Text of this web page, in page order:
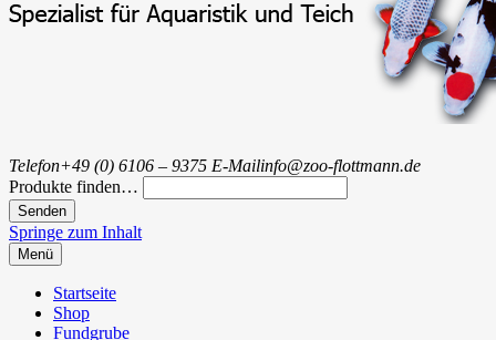
Telefon+49 (0) 6106 – 9375 E-Mailinfo@zoo-flottmann.de
Produkte finden…
Springe zum Inhalt
Menü
Startseite
Shop
Fundgrube